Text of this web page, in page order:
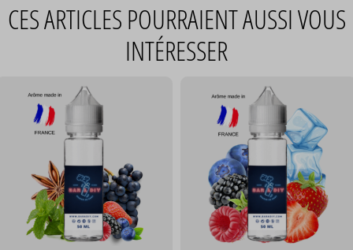
CES ARTICLES POURRAIENT AUSSI VOUS
INTÉRESSER